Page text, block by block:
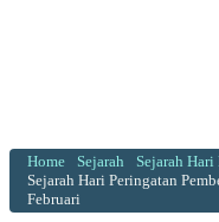
Home Sejarah
Sejarah Hari
Sejarah Hari Peringatan
Februari